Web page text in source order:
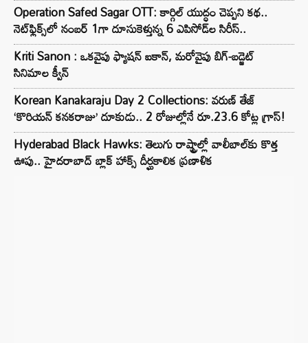
Operation Safed Sagar OTT: కార్గిల్ యుద్ధం చెప్పని కథ..
నెట్‌ఫ్లిక్స్‌లో నంబర్ 1గా దూసుకెళ్తున్న 6 ఎపిసోడ్‌ల సిరీస్..
Kriti Sanon : ఒకవైపు ఫ్యాషన్ ఐకాన్, మరోవైపు బిగ్-బడ్జెట్
సినిమాల క్వీన్
Korean Kanakaraju Day 2 Collections: వరుణ్ తేజ్
‘కొరియన్ కనకరాజు’ దూకుడు.. 2 రోజుల్లోనే రూ.23.6 కోట్ల గ్రాస్!
Hyderabad Black Hawks: తెలుగు రాష్ట్రాల్లో వాలీబాల్‌కు కొత్త
ఊపు.. హైదరాబాద్ బ్లాక్ హాక్స్ దీర్ఘకాలిక ప్రణాళిక